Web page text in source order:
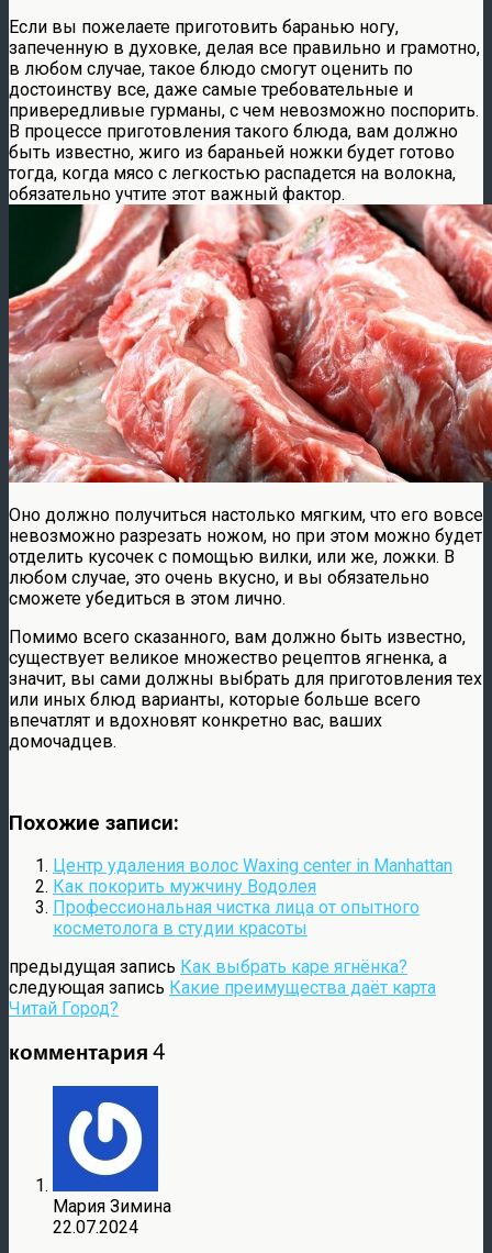
Если вы пожелаете приготовить баранью ногу,
запеченную в духовке, делая все правильно и грамотно,
в любом случае, такое блюдо смогут оценить по
достоинству все, даже самые требовательные и
привередливые гурманы, с чем невозможно поспорить.
В процессе приготовления такого блюда, вам должно
быть известно, жиго из бараньей ножки будет готово
тогда, когда мясо с легкостью распадется на волокна,
обязательно учтите этот важный фактор.
Оно должно получиться настолько мягким, что его вовсе
невозможно разрезать ножом, но при этом можно будет
отделить кусочек с помощью вилки, или же, ложки. В
любом случае, это очень вкусно, и вы обязательно
сможете убедиться в этом лично.
Помимо всего сказанного, вам должно быть известно,
существует великое множество рецептов ягненка, а
значит, вы сами должны выбрать для приготовления тех
или иных блюд варианты, которые больше всего
впечатлят и вдохновят конкретно вас, ваших
домочадцев.
Похожие записи:
Центр удаления волос Waxing center in Manhattan
Как покорить мужчину Водолея
Профессиональная чистка лица от опытного
косметолога в студии красоты
предыдущая запись Как выбрать каре ягнёнка?
следующая запись Какие преимущества даёт карта
Читай Город?
комментария 4
Мария Зимина
22.07.2024